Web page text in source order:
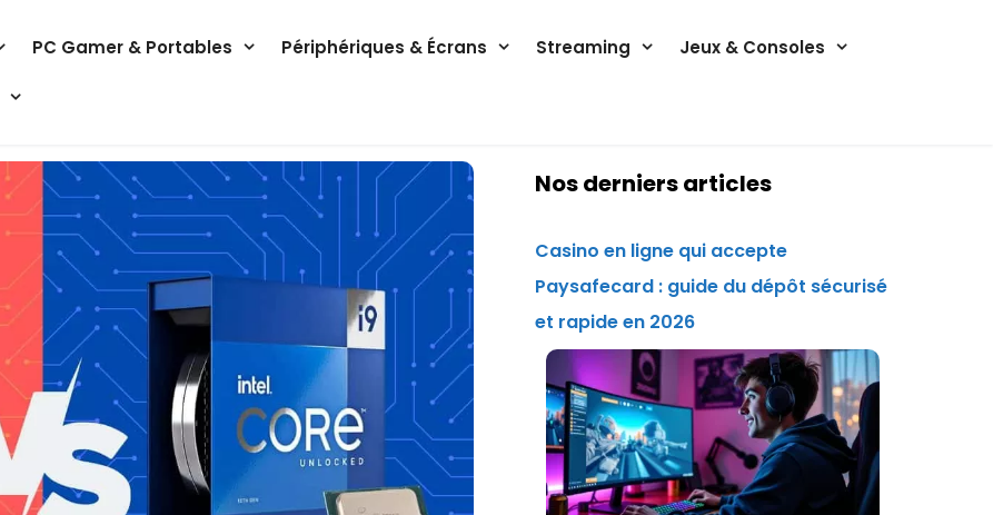
PC Gamer & Portables Périphériques & Écrans Streaming Jeux & Consoles
Nos derniers articles
Casino en ligne qui accepte
Paysafecard : guide du dépôt sécurisé
et rapide en 2026